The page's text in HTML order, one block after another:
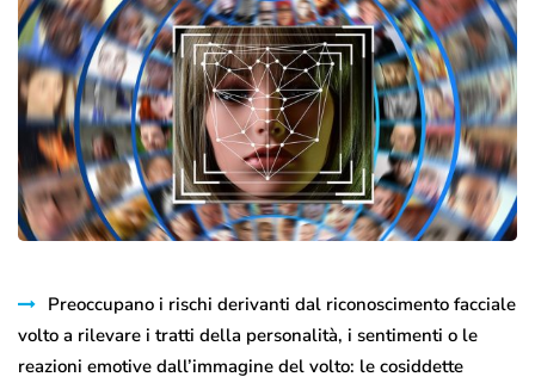
Preoccupano i rischi derivanti dal riconoscimento facciale
volto a rilevare i tratti della personalità, i sentimenti o le
reazioni emotive dall’immagine del volto: le cosiddette